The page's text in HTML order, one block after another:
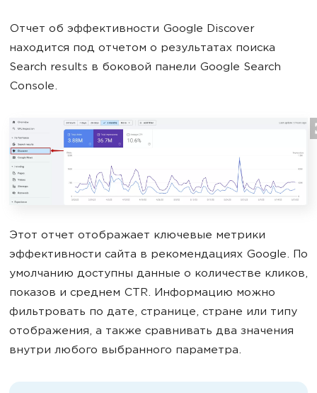
Отчет об эффективности Google Discover
находится под отчетом о результатах поиска
Search results в боковой панели Google Search
Console.
Этот отчет отображает ключевые метрики
эффективности сайта в рекомендациях Google. По
умолчанию доступны данные о количестве кликов,
показов и среднем CTR. Информацию можно
фильтровать по дате, странице, стране или типу
отображения, а также сравнивать два значения
внутри любого выбранного параметра.